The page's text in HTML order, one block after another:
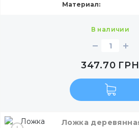
Материал
в наличии
347.70 ГРН
Ложка деревянная 100 штук в